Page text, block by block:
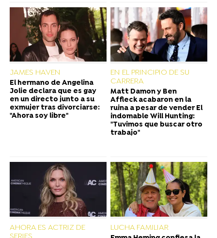
JAMES HAVEN
El hermano de Angelina
Jolie declara que es gay
en un directo junto a su
exmujer tras divorciarse:
"Ahora soy libre"
EN EL PRINCIPIO DE SU
CARRERA
Matt Damon y Ben
Affleck acabaron en la
ruina a pesar de vender El
indomable Will Hunting:
"Tuvimos que buscar otro
trabajo"
AHORA ES ACTRIZ DE
LUCHA FAMILIAR